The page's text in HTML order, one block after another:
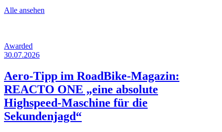
Alle ansehen
Awarded
30.07.2026
Aero-Tipp im RoadBike-Magazin:
REACTO ONE „eine absolute
Highspeed-Maschine für die
Sekundenjagd“